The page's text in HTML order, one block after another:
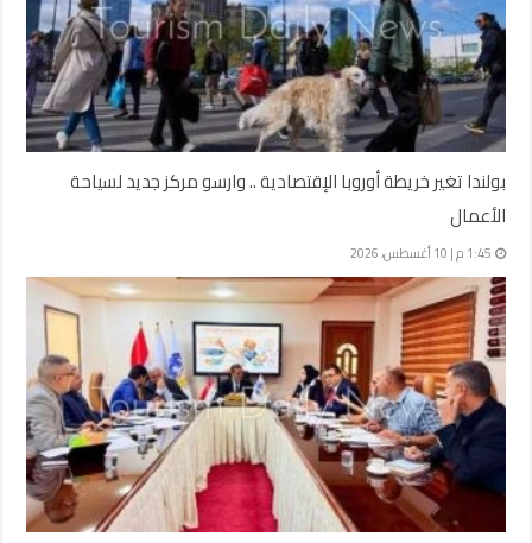
بولندا تغير خريطة أوروبا الإقتصادية .. وارسو مركز جديد لسياحة
الأعمال
1:45 م | 10 أغسطس، 2026